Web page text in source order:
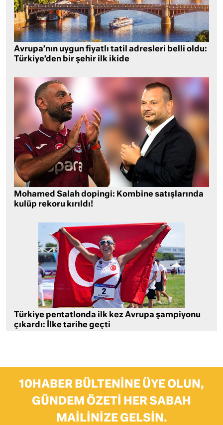
Avrupa’nın uygun fiyatlı tatil adresleri belli oldu:
Türkiye’den bir şehir ilk ikide
Mohamed Salah dopingi: Kombine satışlarında
kulüp rekoru kırıldı!
Türkiye pentatlonda ilk kez Avrupa şampiyonu
çıkardı: İlke tarihe geçti
10HABER BÜLTENINE ÜYE OLUN,
GÜNDEM ÖZETI HER SABAH
MAILINIZE GELSIN.